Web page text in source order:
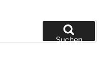
Suchen